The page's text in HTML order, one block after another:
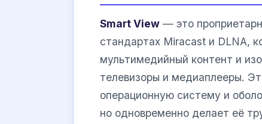
Smart View — это
стандартах Miracast и DLNA,
мультимедийный контент и
телевизоры и медиаплееры.
операционную систему и
но одновременно делает её